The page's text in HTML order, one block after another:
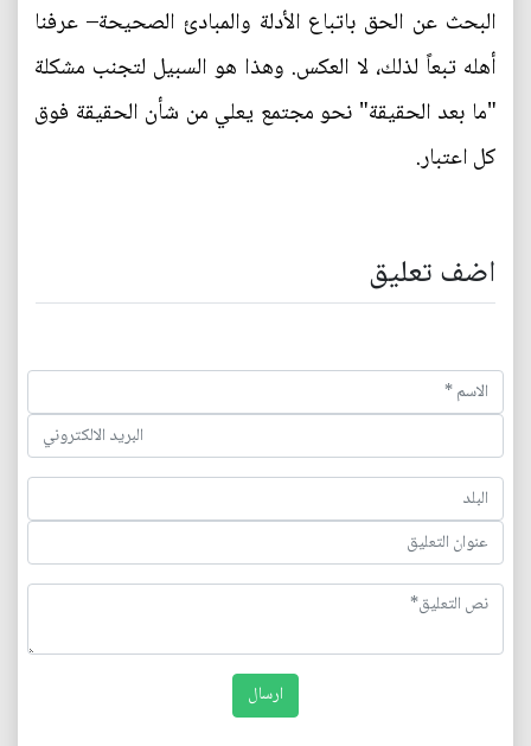
البحث عن الحق باتباع الأدلة والمبادئ الصحيحة– عرفنا
أهله تبعاً لذلك، لا العكس. وهذا هو السبيل لتجنب مشكلة
"ما بعد الحقيقة" نحو مجتمع يعلي من شأن الحقيقة فوق
كل اعتبار.
اضف تعليق